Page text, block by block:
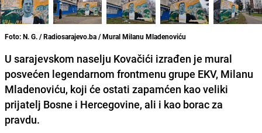
Foto: N. G. / Radiosarajevo.ba / Mural Milanu Mladenoviću
U sarajevskom naselju Kovačići izrađen je mural
posvećen legendarnom frontmenu grupe EKV, Milanu
Mladenoviću, koji će ostati zapamćen kao veliki
prijatelj Bosne i Hercegovine, ali i kao borac za
pravdu.